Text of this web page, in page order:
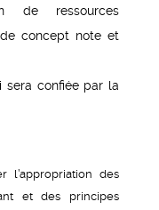
de ressources
concept note et
sera confiée par la
l’appropriation des
et des principes